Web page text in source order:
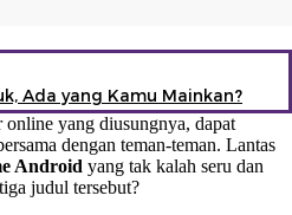
Ada yang Kamu Mainkan?
yang diusungnya, dapat
dengan teman-teman. Lantas
Android yang tak kalah seru dan
judul tersebut?